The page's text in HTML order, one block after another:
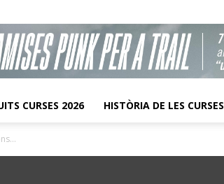
CURSES 2026 HISTÒRIA DE LES CURSES